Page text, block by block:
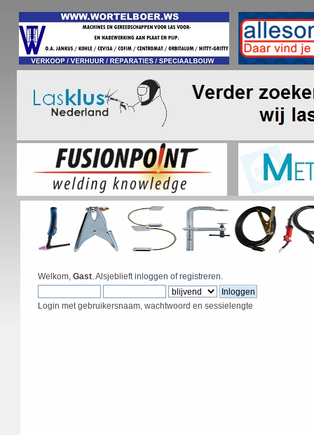
Welkom, Gast. Alsjeblieftinloggen ofregistreren.
Login met gebruikersnaam, wachtwoord en sessielengte